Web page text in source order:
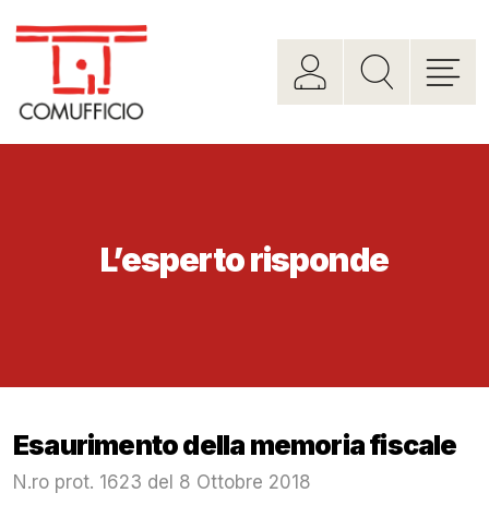
L’esperto risponde
Esaurimento della memoria fiscale
N.ro prot. 1623 del 8 Ottobre 2018